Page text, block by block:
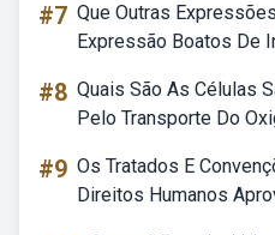
#7 Que Outras
Expressão Boatos De
#8 Quais São As Células
Pelo Transporte Do
#9 Os Tratados E
Direitos Humanos